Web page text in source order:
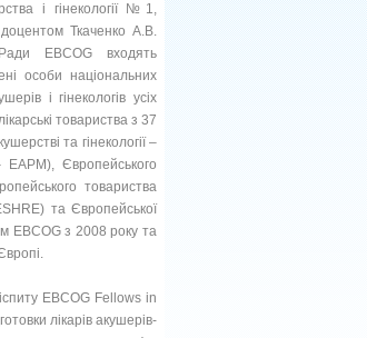
і гінекології №1,
Ткаченко А.В.
EBCOG входять
особи національних
і гінекологів усіх
товариства з 37
та гінекології –
Європейського
товариства
та Європейської
EBCOG з 2008 року та
EBCOG Fellows in
лікарів акушерів-